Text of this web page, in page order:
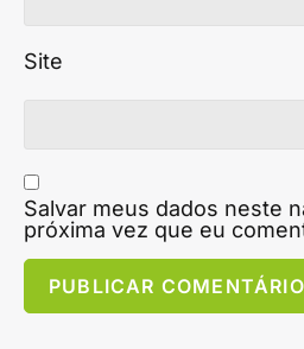
Site
Salvar meus dados neste
próxima vez que eu